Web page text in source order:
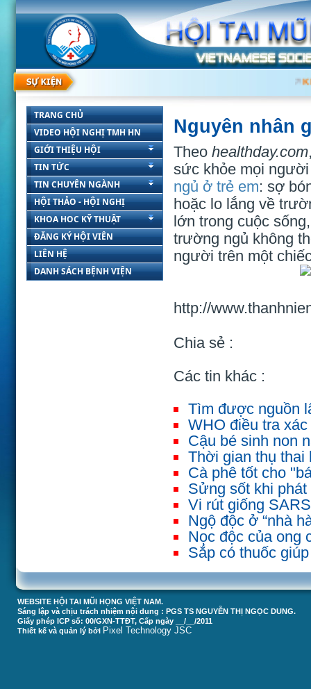
TRANG CHỦ
VIDEO HỘI NGHỊ TMH HN
GIỚI THIỆU HỘI
TIN TỨC
TIN CHUYÊN NGÀNH
HỘI THẢO - HỘI NGHỊ
KHOA HOC KỸ THUẬT
ĐĂNG KÝ HỘI VIÊN
LIÊN HỆ
DANH SÁCH BỆNH VIỆN
Nguyên nhân
Theo healthday.com
sức khỏe mọi
ngủ ở trẻ em: sợ
hoặc lo lắng về
lớn trong cuộc
trường ngủ không
người trên một
http://
Chia sẻ :
Các tin khác :
Tìm được nguồn
WHO điều tra
Cậu bé sinh non
Thời gian thụ thai
Cà phê tốt cho
Sửng sốt khi
Vi rút giống
Ngộ độc ở “nhà
Nọc độc của ong
Sắp có thuốc
WEBSITE HỘI TAI MŨI HỌNG VIỆT NAM.
Sáng lập và chịu trách nhiệm nội dung : PGS TS NGUYỄN THỊ NGỌC DUNG.
Giấy phép ICP số: 00/GXN-TTĐT, Cấp ngày __/__/2011
Thiết kế và quản lý bởi Pixel Technology JSC